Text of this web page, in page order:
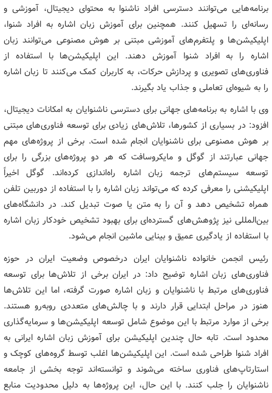
برنامه‌هایی می‌توانند دسترسی افراد ناشنوا به محتوای دیجیتال، آموزشی و
رسانه‌ای را تسهیل کنند. همچنین برای آموزش زبان اشاره به افراد شنوا،
اپلیکیشن‌ها و پلتفرم‌های آموزشی مبتنی بر هوش مصنوعی می‌توانند زبان
اشاره را به افراد شنوا آموزش دهند. این اپلیکیشن‌ها با استفاده از
فناوری‌های تصویری و پردازش حرکات، به کاربران کمک می‌کنند تا زبان اشاره
را به شیوه‌ای تعاملی و جذاب یاد بگیرند.
وی با اشاره به برنامه‌های جهانی برای دسترسی ناشنوایان به امکانات دیجیتال،
افزود: در بسیاری از کشورها، تلاش‌های زیادی برای توسعه فناوری‌های مبتنی
بر هوش مصنوعی برای ناشنوایان انجام شده است. برخی از پروژه‌های مهم
جهانی عبارتند از گوگل و مایکروسافت که هر دو پروژه‌های بزرگی را برای
توسعه سیستم‌های ترجمه زبان اشاره راه‌اندازی کرده‌اند. گوگل اخیراً
اپلیکیشنی را معرفی کرده که می‌تواند زبان اشاره را با استفاده از دوربین تلفن
همراه تشخیص دهد و آن را به متن یا صوت تبدیل کند. در دانشگاه‌های
بین‌المللی نیز پژوهش‌های گسترده‌ای برای بهبود تشخیص خودکار زبان اشاره
با استفاده از یادگیری عمیق و بینایی ماشین انجام می‌شود.
رئیس انجمن خانواده ناشنوایان ایران درخصوص وضعیت ایران در حوزه
فناوری‌های زبان اشاره توضیح داد: در ایران برخی از تلاش‌ها برای توسعه
فناوری‌های مرتبط با ناشنوایان و زبان اشاره صورت گرفته، اما این تلاش‌ها
هنوز در مراحل ابتدایی قرار دارند و با چالش‌های متعددی روبه‌رو هستند.
برخی از موارد مرتبط با این موضوع شامل توسعه اپلیکیشن‌ها و سرمایه‌گذاری
محدود است. تابه حال چندین اپلیکیشن برای آموزش زبان اشاره ایرانی به
افراد شنوا طراحی شده است. این اپلیکیشن‌ها اغلب توسط گروه‌های کوچک و
استارتاپ‌های فناوری ساخته می‌شوند و توانسته‌اند توجه بخشی از جامعه
ناشنوایان را جلب کنند. با این حال، این پروژه‌ها به دلیل محدودیت منابع